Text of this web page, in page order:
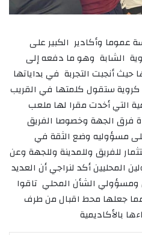
وأكادير الكبير على
الشابة وهو ما دفعه إلى
حيث أنجبت التجربة في بداياتها
ستقول كلمتها في القريب
التي أخدت مقرا لها ملعب
الجهة وخصوصا الفريق
مسؤوليه وضع الثقة في
للفريق وللمدينة وللجهة وعن
المحليين أكد لنراجي أن العديد
ومسؤولي الشأن المحلي تاقوا
جعلها محط اقبال من طرف
بالأكاديمية